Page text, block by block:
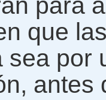
que
sea por
antes